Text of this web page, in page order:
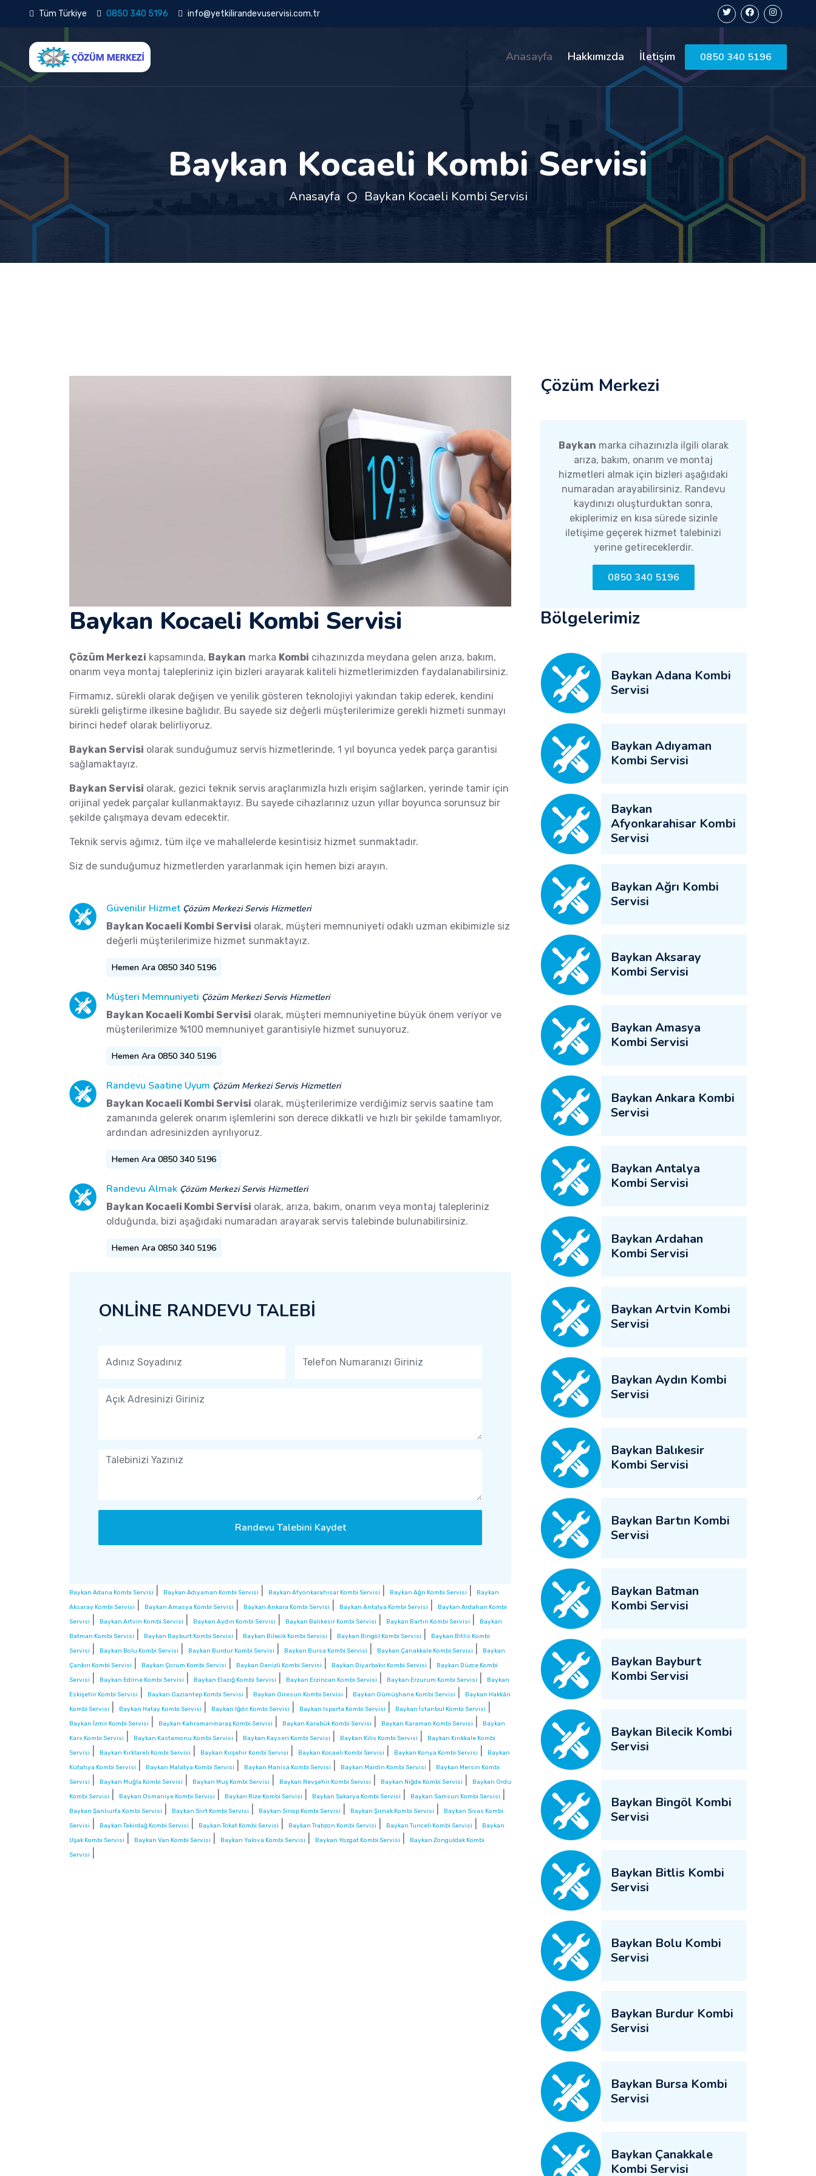
Tüm Türkiye 0850 340 5196 info@yetkilirandevuservisi.com.tr
Anasayfa Hakkımızda İletişim 0850 340 5196
Baykan Kocaeli Kombi Servisi
Anasayfa Baykan Kocaeli Kombi Servisi
Baykan Kocaeli Kombi Servisi
Çözüm Merkezi kapsamında, Baykan marka Kombi cihazınızda meydana gelen arıza, bakım,
onarım veya montaj talepleriniz için bizleri arayarak kaliteli hizmetlerimizden faydalanabilirsiniz.
Firmamız, sürekli olarak değişen ve yenilik gösteren teknolojiyi yakından takip ederek, kendini
sürekli geliştirme ilkesine bağlıdır. Bu sayede siz değerli müşterilerimize gerekli hizmeti sunmayı
birinci hedef olarak belirliyoruz.
Baykan Servisi olarak sunduğumuz servis hizmetlerinde, 1 yıl boyunca yedek parça garantisi
sağlamaktayız.
Baykan Servisi olarak, gezici teknik servis araçlarımızla hızlı erişim sağlarken, yerinde tamir için
orijinal yedek parçalar kullanmaktayız. Bu sayede cihazlarınız uzun yıllar boyunca sorunsuz bir
şekilde çalışmaya devam edecektir.
Teknik servis ağımız, tüm ilçe ve mahallelerde kesintisiz hizmet sunmaktadır.
Siz de sunduğumuz hizmetlerden yararlanmak için hemen bizi arayın.
Güvenilir Hizmet Çözüm Merkezi Servis Hizmetleri
Baykan Kocaeli Kombi Servisi olarak, müşteri memnuniyeti odaklı uzman ekibimizle siz
değerli müşterilerimize hizmet sunmaktayız.
Hemen Ara 0850 340 5196
Müşteri Memnuniyeti Çözüm Merkezi Servis Hizmetleri
Baykan Kocaeli Kombi Servisi olarak, müşteri memnuniyetine büyük önem veriyor ve
müşterilerimize %100 memnuniyet garantisiyle hizmet sunuyoruz.
Hemen Ara 0850 340 5196
Randevu Saatine Uyum Çözüm Merkezi Servis Hizmetleri
Baykan Kocaeli Kombi Servisi olarak, müşterilerimize verdiğimiz servis saatine tam
zamanında gelerek onarım işlemlerini son derece dikkatli ve hızlı bir şekilde tamamlıyor,
ardından adresinizden ayrılıyoruz.
Hemen Ara 0850 340 5196
Randevu Almak Çözüm Merkezi Servis Hizmetleri
Baykan Kocaeli Kombi Servisi olarak, arıza, bakım, onarım veya montaj talepleriniz
olduğunda, bizi aşağıdaki numaradan arayarak servis talebinde bulunabilirsiniz.
Hemen Ara 0850 340 5196
ONLİNE RANDEVU TALEBİ
Randevu Talebini Kaydet
Baykan Adana Kombi Servisi Baykan Adıyaman Kombi Servisi Baykan Afyonkarahisar Kombi Servisi Baykan Ağrı Kombi Servisi
Baykan
Aksaray Kombi Servisi
Baykan Amasya Kombi Servisi Baykan Ankara Kombi Servisi Baykan Antalya Kombi Servisi
Baykan Ardahan Kombi
Servisi
Baykan Artvin Kombi Servisi Baykan Aydın Kombi Servisi Baykan Balıkesir Kombi Servisi Baykan Bartın Kombi Servisi
Baykan
Batman Kombi Servisi
Baykan Bayburt Kombi Servisi Baykan Bilecik Kombi Servisi Baykan Bingöl Kombi Servisi
Baykan Bitlis Kombi
Servisi
Baykan Bolu Kombi Servisi Baykan Burdur Kombi Servisi Baykan Bursa Kombi Servisi Baykan Çanakkale Kombi Servisi
Baykan
Çankırı Kombi Servisi
Baykan Çorum Kombi Servisi Baykan Denizli Kombi Servisi Baykan Diyarbakır Kombi Servisi
Baykan Düzce Kombi
Servisi
Baykan Edirne Kombi Servisi Baykan Elazığ Kombi Servisi Baykan Erzincan Kombi Servisi Baykan Erzurum Kombi Servisi
Baykan
Eskişehir Kombi Servisi
Baykan Gaziantep Kombi Servisi Baykan Giresun Kombi Servisi Baykan Gümüşhane Kombi Servisi
Baykan Hakkâri
Kombi Servisi
Baykan Hatay Kombi Servisi Baykan Iğdır Kombi Servisi Baykan Isparta Kombi Servisi Baykan İstanbul Kombi Servisi
Baykan İzmir Kombi Servisi Baykan Kahramanmaraş Kombi Servisi Baykan Karabük Kombi Servisi Baykan Karaman Kombi Servisi
Baykan
Kars Kombi Servisi
Baykan Kastamonu Kombi Servisi Baykan Kayseri Kombi Servisi Baykan Kilis Kombi Servisi
Baykan Kırıkkale Kombi
Servisi
Baykan Kırklareli Kombi Servisi Baykan Kırşehir Kombi Servisi Baykan Kocaeli Kombi Servisi Baykan Konya Kombi Servisi
Baykan
Kütahya Kombi Servisi
Baykan Malatya Kombi Servisi Baykan Manisa Kombi Servisi Baykan Mardin Kombi Servisi
Baykan Mersin Kombi
Servisi
Baykan Muğla Kombi Servisi Baykan Muş Kombi Servisi Baykan Nevşehir Kombi Servisi Baykan Niğde Kombi Servisi
Baykan Ordu
Kombi Servisi
Baykan Osmaniye Kombi Servisi Baykan Rize Kombi Servisi Baykan Sakarya Kombi Servisi Baykan Samsun Kombi Servisi
Baykan Şanlıurfa Kombi Servisi Baykan Siirt Kombi Servisi Baykan Sinop Kombi Servisi Baykan Şırnak Kombi Servisi
Baykan Sivas Kombi
Servisi
Baykan Tekirdağ Kombi Servisi Baykan Tokat Kombi Servisi Baykan Trabzon Kombi Servisi Baykan Tunceli Kombi Servisi
Baykan
Uşak Kombi Servisi
Baykan Van Kombi Servisi Baykan Yalova Kombi Servisi Baykan Yozgat Kombi Servisi
Baykan Zonguldak Kombi
Servisi
Çözüm Merkezi
Baykan marka cihazınızla ilgili olarak
arıza, bakım, onarım ve montaj
hizmetleri almak için bizleri aşağıdaki
numaradan arayabilirsiniz. Randevu
kaydınızı oluşturduktan sonra,
ekiplerimiz en kısa sürede sizinle
iletişime geçerek hizmet talebinizi
yerine getireceklerdir.
0850 340 5196
Bölgelerimiz
Baykan Adana Kombi
Servisi
Baykan Adıyaman
Kombi Servisi
Baykan
Afyonkarahisar Kombi
Servisi
Baykan Ağrı Kombi
Servisi
Baykan Aksaray
Kombi Servisi
Baykan Amasya
Kombi Servisi
Baykan Ankara Kombi
Servisi
Baykan Antalya
Kombi Servisi
Baykan Ardahan
Kombi Servisi
Baykan Artvin Kombi
Servisi
Baykan Aydın Kombi
Servisi
Baykan Balıkesir
Kombi Servisi
Baykan Bartın Kombi
Servisi
Baykan Batman
Kombi Servisi
Baykan Bayburt
Kombi Servisi
Baykan Bilecik Kombi
Servisi
Baykan Bingöl Kombi
Servisi
Baykan Bitlis Kombi
Servisi
Baykan Bolu Kombi
Servisi
Baykan Burdur Kombi
Servisi
Baykan Bursa Kombi
Servisi
Baykan Çanakkale
Kombi Servisi